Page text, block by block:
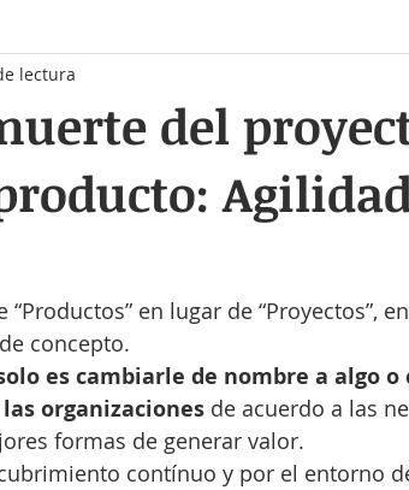
del
lectura
en lugar de “Proyectos”,
concepto.
es cambiarle de nombre a algo o
organizaciones de acuerdo a las
formas de generar valor.
contínuo y por el entorno